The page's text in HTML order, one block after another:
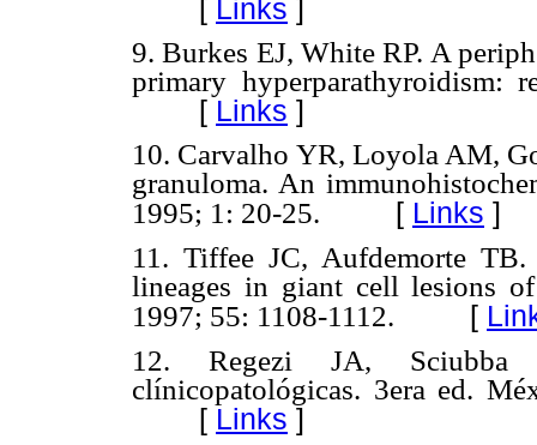
[ Links ]
9. Burkes EJ, White RP. A
primary hyperparathyroidism:
[ Links ]
10. Carvalho YR, Loyola AM,
granuloma. An
1995; 1: 20-25. [ Links ]
11. Tiffee JC, Aufdemorte TB.
lineages in giant cell lesions
1997; 55: 1108-1112. [
12. Regezi JA, Sciubba
clínicopatológicas. 3era ed.
[ Links ]